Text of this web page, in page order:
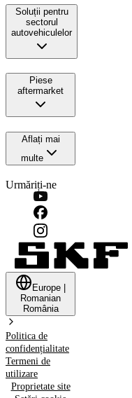
Soluții pentru
sectorul
autovehiculelor
Piese
aftermarket
Aflați mai
multe
Urmăriți-ne
Europe
Romanian
România
Politica de
confidențialitate
Termeni de
utilizare
Proprietate site